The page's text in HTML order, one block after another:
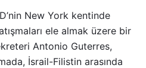
New York kentinde
ele almak üzere bir
Antonio Guterres,
İsrail-Filistin arasında